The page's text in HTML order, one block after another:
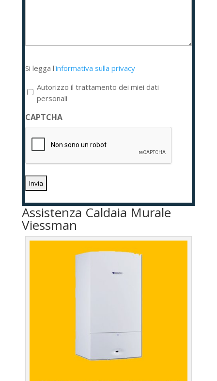
legga
l'informativa
sulla
privacy
*
Si legga l'informativa sulla privacy
Autorizzo il trattamento dei miei dati
personali
CAPTCHA
Assistenza Caldaia Murale
Viessman